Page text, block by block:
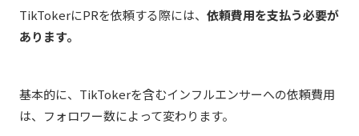
TikTokerにPRを依頼する際には、 依頼費用を支払う必要が
あります。
基本的に、TikTokerを含むインフルエンサーへの依頼費用
は、フォロワー数によって変わり ます。